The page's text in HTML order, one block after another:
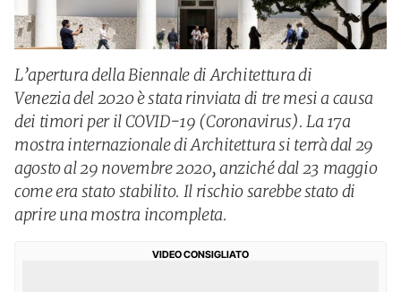
L’apertura della Biennale di Architettura di
Venezia del 2020 è stata rinviata di tre mesi a causa
dei timori per il COVID-19 (Coronavirus). La 17a
mostra internazionale di Architettura si terrà dal 29
agosto al 29 novembre 2020, anziché dal 23 maggio
come era stato stabilito. Il rischio sarebbe stato di
aprire una mostra incompleta.
VIDEO CONSIGLIATO